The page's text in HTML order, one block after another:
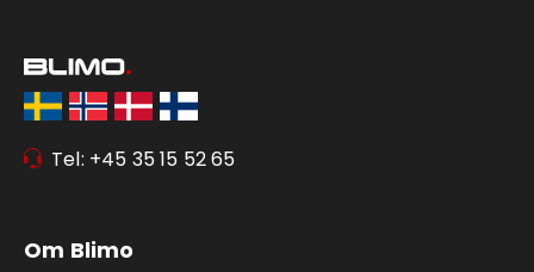
Tel: +45 35 15 52 65
Om Blimo